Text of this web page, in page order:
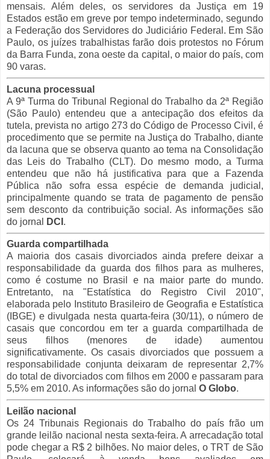
mensais. Além deles, os servidores da Justiça em 19
Estados estão em greve por tempo indeterminado, segundo
a Federação dos Servidores do Judiciário Federal. Em São
Paulo, os juízes trabalhistas farão dois protestos no Fórum
da Barra Funda, zona oeste da capital, o maior do país, com
90 varas.
Lacuna processual
A 9ª Turma do Tribunal Regional do Trabalho da 2ª Região
(São Paulo) entendeu que a antecipação dos efeitos da
tutela, prevista no artigo 273 do Código de Processo Civil, é
procedimento que se permite na Justiça do Trabalho, diante
da lacuna que se observa quanto ao tema na Consolidação
das Leis do Trabalho (CLT). Do mesmo modo, a Turma
entendeu que não há justificativa para que a Fazenda
Pública não sofra essa espécie de demanda judicial,
principalmente quando se trata de pagamento de pensão
sem desconto da contribuição social. As informações são
do jornal
DCI .
Guarda compartilhada
A maioria dos casais divorciados ainda prefere deixar a
responsabilidade da guarda dos filhos para as mulheres,
como é costume no Brasil e na maior parte do mundo.
Entretanto, na "Estatística do Registro Civil 2010",
elaborada pelo Instituto Brasileiro de Geografia e Estatística
(IBGE) e divulgada nesta quarta-feira (30/11), o número de
casais que concordou em ter a guarda compartilhada de
seus filhos (menores de idade) aumentou
significativamente. Os casais divorciados que possuem a
responsabilidade conjunta deixaram de representar 2,7%
do total de divorciados com filhos em 2000 e passaram para
5,5% em 2010. As informações são do jornal O Globo.
Leilão nacional
Os 24 Tribunais Regionais do Trabalho do país frão um
grande leilão nacional nesta sexta-feira. A arrecadação total
pode chegar a R$ 2 bilhões. No maior deles, o TRT de São